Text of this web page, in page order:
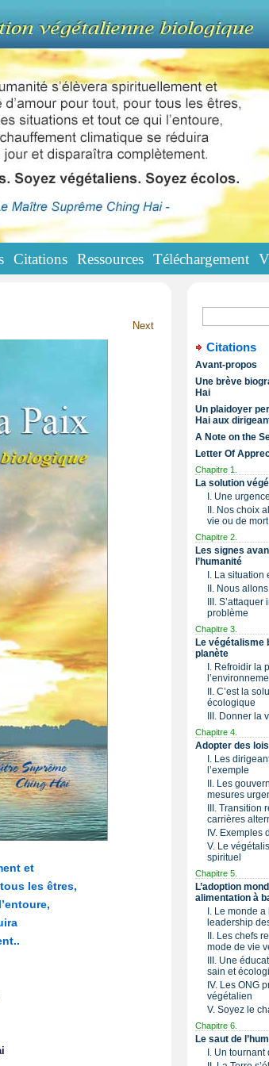
Citations Ressources Téléchargement
Next
et
les êtres,
.
Citations
Avant-propos
Une brève
Hai
Un plaidoyer
Hai aux
A Note on the
Letter Of
Chapitre 1.
La solution
I. Une
II. Nos choix
vie ou de mort
Chapitre 2.
Les signes
l’humanité
I. La
II. Nous
III.
problème
Chapitre 3.
Le végétalisme
planète
I. Refroidir la
II. C’est la
écologique
III. Donner la
Chapitre 4.
Adopter des
I. Les
l’exemple
II. Les
mesures
III. Transition
carrières
IV. Exemples
V. Le
spirituel
Chapitre 5.
L’adoption
alimentation à
I. Le monde
leadership
II. Les chefs
mode de vie
III. Une
sain et
IV. Les ONG
végétalien
V. Soyez le
Chapitre 6.
Le saut de
I. Un